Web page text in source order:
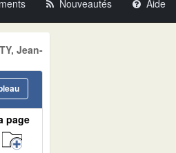
Nouveautés Aide
Jean-
page